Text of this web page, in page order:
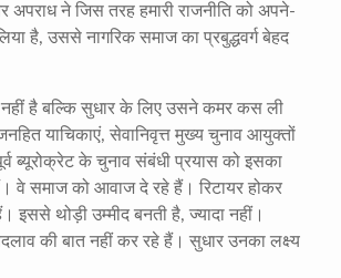
ने जिस तरह हमारी राजनीति को अपने-
है, उससे नागरिक समाज का प्रबुद्धवर्ग बेहद
नहीं है बल्कि सुधार के लिए उसने कमर कस ली
याचिकाएं, सेवानिवृत्त मुख्य चुनाव आयुक्तों
ब्यूरोक्रेट के चुनाव संबंधी प्रयास को इसका
वे समाज को आवाज दे रहे हैं। रिटायर होकर
इससे थोड़ी उम्मीद बनती है, ज्यादा नहीं।
की बात नहीं कर रहे हैं। सुधार उनका लक्ष्य